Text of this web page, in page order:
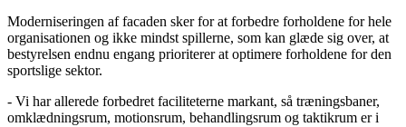
Moderniseringen af facaden sker for at forbedre forholdene for hele
organisationen og ikke mindst spillerne, som kan glæde sig over, at
bestyrelsen endnu engang prioriterer at optimere forholdene for den
sportslige sektor.
- Vi har allerede forbedret faciliteterne markant, så træningsbaner,
omklædningsrum, motionsrum, behandlingsrum og taktikrum er i